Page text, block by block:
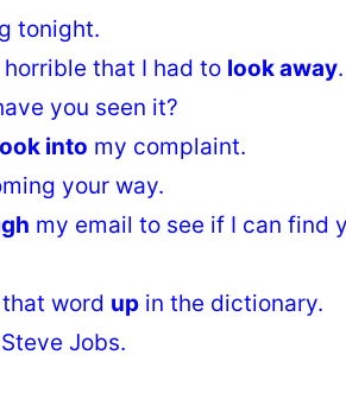
tonight.
that I had to look away.
you seen it?
into my complaint.
your way.
my email to see if I can find
word upin the dictionary.
Steve Jobs.